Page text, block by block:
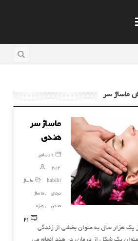
ماساژ سر
ماساژ سر
هندی
9 دسامبر,
2014
habibi
ماساژ
درمانی
, ماساژ
هندی
, ویژه
21
یک هزار سال به عنوان بخشی از زندگی